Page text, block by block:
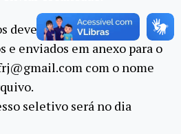
devem ser
enviados em anexo para o
com o nome
seletivo será no dia